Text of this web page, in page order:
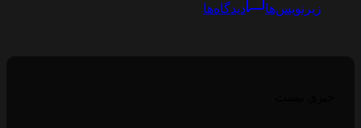
زیرنویس‌ها
دیدگاه‌ها